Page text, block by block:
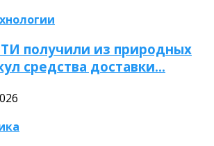
получили из природных
средства доставки…